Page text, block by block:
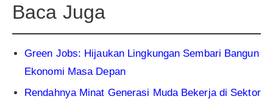
Baca Juga
Green Jobs: Hijaukan Lingkungan Sembari Bangun
Ekonomi Masa Depan
Rendahnya Minat Generasi Muda Bekerja di Sektor